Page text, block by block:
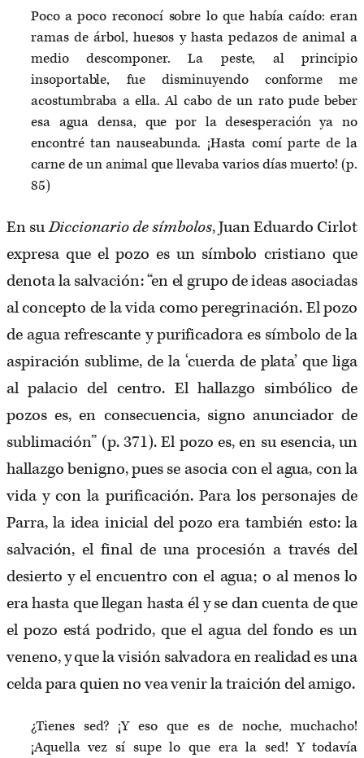
Poco a poco reconocí sobre lo que había caído: eran
ramas de árbol, huesos y hasta pedazos de animal a
medio descomponer. La peste, al principio
insoportable, fue disminuyendo conforme me
acostumbraba a ella. Al cabo de un rato pude beber
esa agua densa, que por la desesperación ya no
encontré tan nauseabunda. ¡Hasta comí parte de la
carne de un animal que llevaba varios días muerto! (p.
85)
En suDiccionario de símbolos, Juan Eduardo Cirlot
expresa que el pozo es un símbolo cristiano que
denota la salvación: “en el grupo de ideas asociadas
al concepto de la vida como peregrinación. El pozo
de agua refrescante y purificadora es símbolo de la
aspiración sublime, de la ‘cuerda de plata’ que liga
al palacio del centro. El hallazgo simbólico de
pozos es, en consecuencia, signo anunciador de
sublimación” (p. 371). El pozo es, en su esencia, un
hallazgo benigno, pues se asocia con el agua, con la
vida y con la purificación. Para los personajes de
Parra, la idea inicial del pozo era también esto: la
salvación, el final de una procesión a través del
desierto y el encuentro con el agua; o al menos lo
era hasta que llegan hasta él y se dan cuenta de que
el pozo está podrido, que el agua del fondo es un
veneno, y que la visión salvadora en realidad es una
celda para quien no vea venir la traición del amigo.
¿Tienes sed? ¡Y eso que es de noche, muchacho!
¡Aquella vez sí supe lo que era la sed! Y todavía